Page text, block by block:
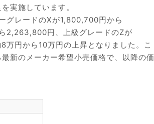
実施しています。
グレードのXが1,800,700円から
2,263,800円、上級グレードのZが
円から10万円の上昇となりました。こ
新のメーカー希望小売価格で、以降の価